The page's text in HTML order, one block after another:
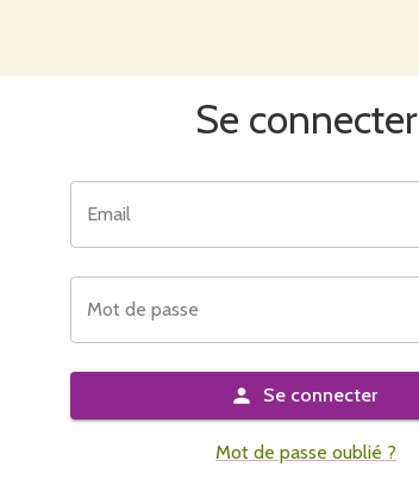
Se connecter
Email
Mot de passe
Se connecter
Mot de passe oublié ?